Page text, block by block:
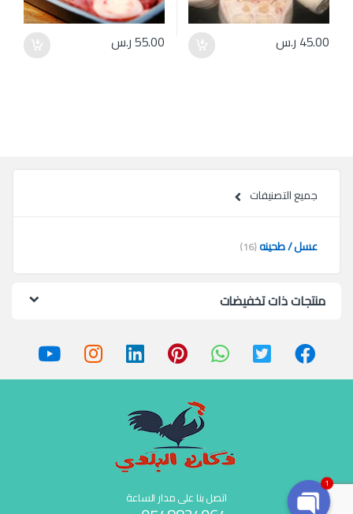
45.00 ر.س 55.00ر.س
جميع التصنيفات
عسل / طحينه(16)
منتجات ذات تخفيضات
اتصل بنا على مدار الساعة
1